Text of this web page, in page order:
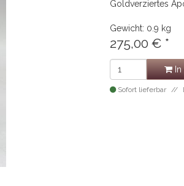
Goldverziertes
Gewicht: 0.9 kg
275,00 € *
In
Sofort lieferbar